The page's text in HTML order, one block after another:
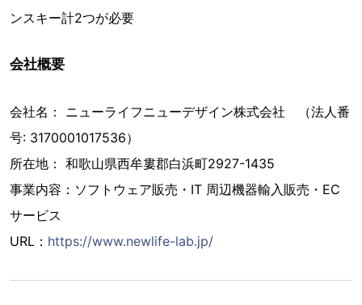
ンスキー計2つが必要
会社概要
会社名： ニューライフニューデザイン株式会社 （法人番
号: 3170001017536）
所在地： 和歌山県西牟婁郡白浜町2927-1435
事業内容：ソフトウェア販売・IT 周辺機器輸入販売・EC
サービス
URL： https://www.newlife-lab.jp/